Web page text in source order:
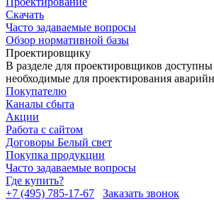
Скачать
Часто задаваемые вопросы
Обзор нормативной базы
Проектировщику
В разделе для проектировщиков
необходимые для проектирования
Покупателю
Каналы сбыта
Акции
Работа с сайтом
Договоры Белый свет
Покупка продукции
Часто задаваемые вопросы
Где купить?
+7 (495) 785-17-67
Заказать звонок